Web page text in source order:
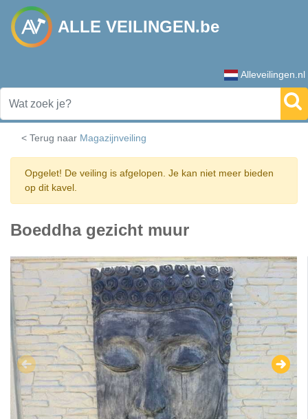
ALLE VEILINGEN.be
Alleveilingen.nl
< Terug naar Magazijnveiling
Opgelet! De veiling is afgelopen. Je kan niet meer bieden
op dit kavel.
Boeddha gezicht muur